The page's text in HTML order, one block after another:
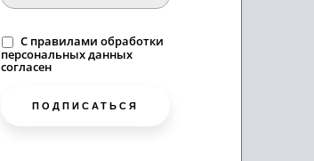
C правилами обработки
персональных данных
согласен
ПОДПИСАТЬСЯ